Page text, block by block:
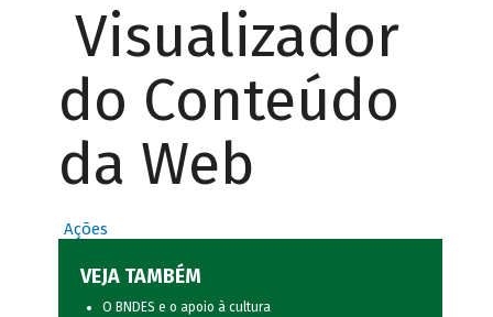
Visualizador
do Conteúdo
da Web
Ações
VEJA TAMBÉM
O BNDES e o apoio à cultura